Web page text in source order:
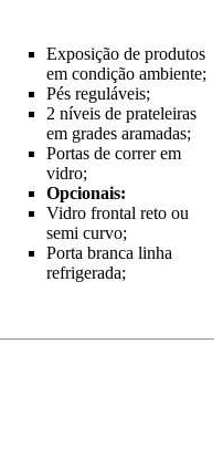
Exposição de produtos
em condição ambiente;
Pés reguláveis;
2 níveis de prateleiras
em grades aramadas;
Portas de correr em
vidro;
Opcionais:
Vidro frontal reto ou
semi curvo;
Porta branca linha
refrigerada;